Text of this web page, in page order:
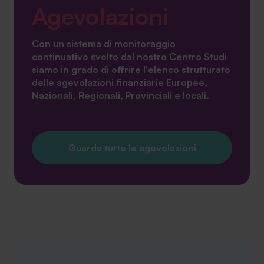
Agevolazioni
Con un sistema di monitoraggio
continuativo svolto dal nostro Centro Studi
siamo in grado di offrire l'elenco strutturato
delle agevolazioni finanziarie Europee,
Nazionali, Regionali, Provinciali e locali.
Guarda tutte le agevolazioni